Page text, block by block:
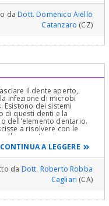
daDott. Domenico Aiello
Catanzaro (CZ)
il dente aperto,
infezione di microbi
Esistono dei sistemi
di questi denti e la
dell'elemento dentario.
a risolvere con le
pratico in
che si occupa di
sicuramente come
Ciao. Dott. Roberto
CONTINUA A LEGGERE
da Dott. Roberto Robba
Cagliari (CA)